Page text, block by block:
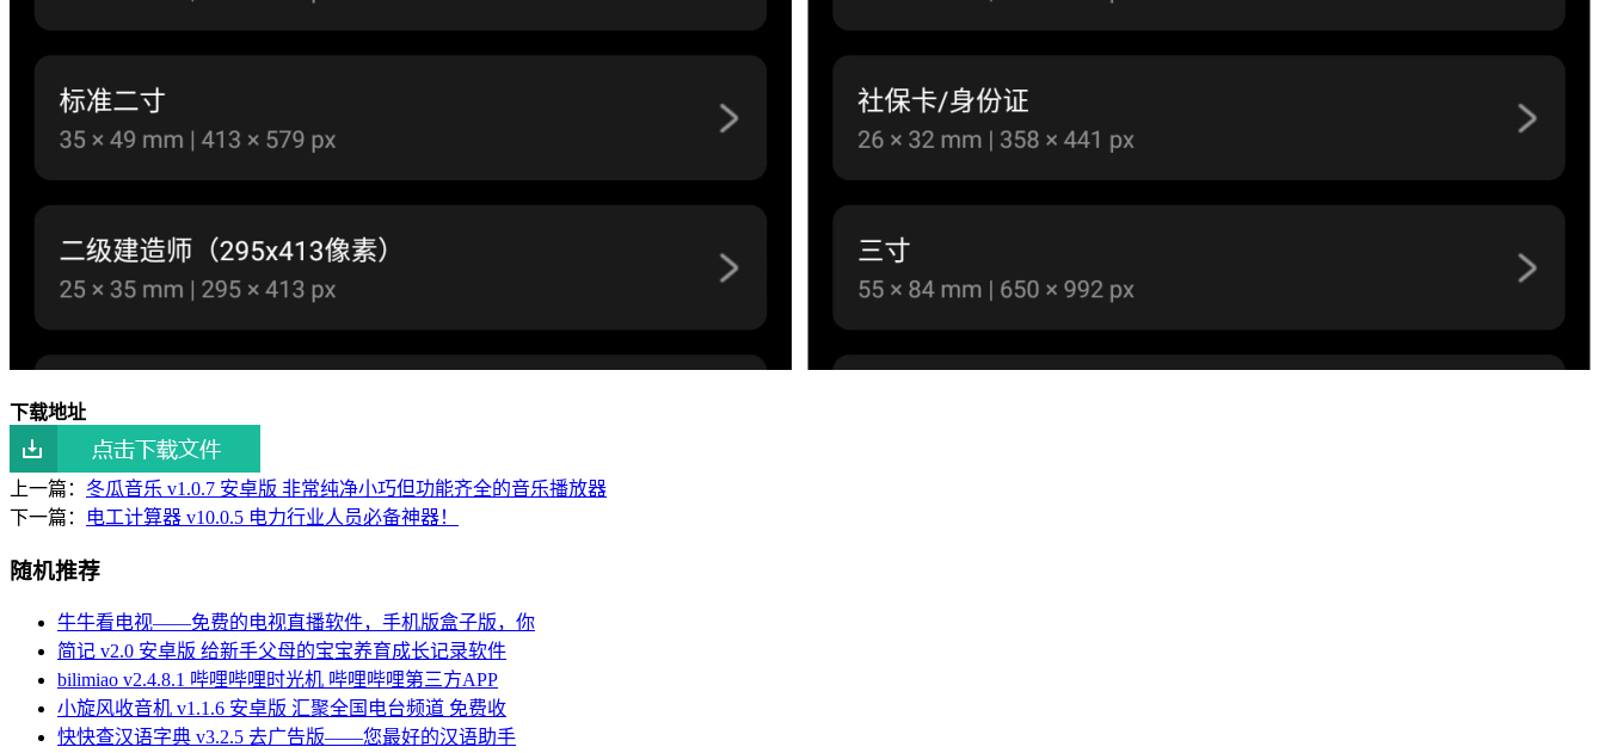
下载地址
上一篇： 冬瓜音乐 v1.0.7 安卓版 非常纯净小巧但功能齐全的音乐播放器
下一篇：
电工计算器 v10.0.5 电力行业人员必备神器！
随机推荐
牛牛看电视——免费的电视直播软件，手机版盒子版，你
简记 v2.0 安卓版 给新手父母的宝宝养育成长记录软件
bilimiao v2.4.8.1 哔哩哔哩时光机 哔哩哔哩第三方APP
小旋风收音机 v1.1.6 安卓版 汇聚全国电台频道 免费收
快快查汉语字典 v3.2.5 去广告版——您最好的汉语助手